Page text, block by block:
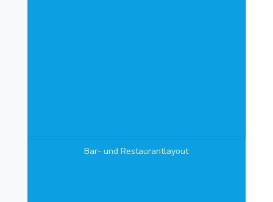
Bar- und Restaurantlayout